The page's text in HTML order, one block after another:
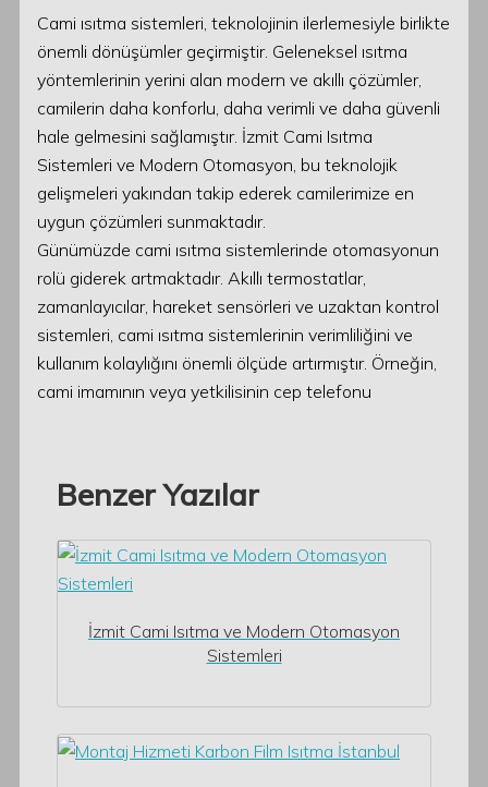
Cami ısıtma sistemleri, teknolojinin ilerlemesiyle birlikte
önemli dönüşümler geçirmiştir. Geleneksel ısıtma
yöntemlerinin yerini alan modern ve akıllı çözümler,
camilerin daha konforlu, daha verimli ve daha güvenli
hale gelmesini sağlamıştır. İzmit Cami Isıtma
Sistemleri ve Modern Otomasyon, bu teknolojik
gelişmeleri yakından takip ederek camilerimize en
uygun çözümleri sunmaktadır.
Günümüzde cami ısıtma sistemlerinde otomasyonun
rolü giderek artmaktadır. Akıllı termostatlar,
zamanlayıcılar, hareket sensörleri ve uzaktan kontrol
sistemleri, cami ısıtma sistemlerinin verimliliğini ve
kullanım kolaylığını önemli ölçüde artırmıştır. Örneğin,
cami imamının veya yetkilisinin cep telefonu
Benzer Yazılar
İzmit Cami Isıtma ve Modern Otomasyon
Sistemleri